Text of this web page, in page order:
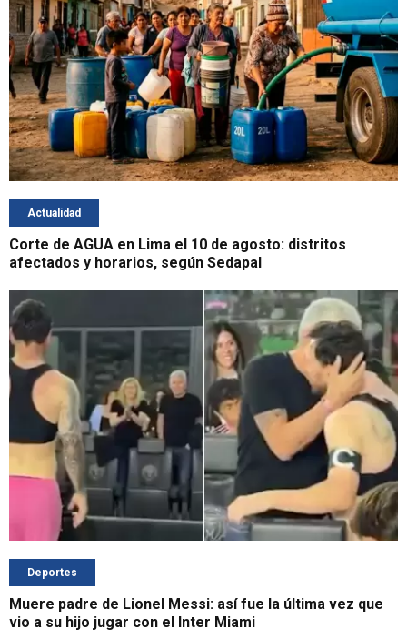
Actualidad
Corte de AGUA en Lima el 10 de agosto: distritos
afectados y horarios, según Sedapal
Deportes
Muere padre de Lionel Messi: así fue la última vez que
vio a su hijo jugar con el Inter Miami